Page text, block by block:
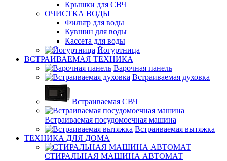
Крышки для СВЧ
ОЧИСТКА ВОДЫ
Фильтр для воды
Кувшин для воды
Кассета для воды
Йогуртница
ВСТРАИВАЕМАЯ ТЕХНИКА
Варочная панель
Встраиваемая духовка
Встраиваемая СВЧ
Встраиваемая посудомоечная машина
Встраиваемая вытяжка
ТЕХНИКА ДЛЯ ДОМА
СТИРАЛЬНАЯ МАШИНА АВТОМАТ